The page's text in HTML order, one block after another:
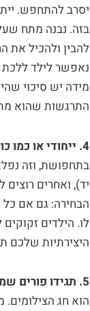
יסרב להתחפש.
בזה. נבנה מתח
להבין ולהכיל את
נאפשר לילד ללכת
מידה יש סיכוי
התרגשות שהוא
4. ייחודי או כמו כולם:
בתחפושת, וזה
יד), ואחרים
לו. הילדים
היצירתיות שלכם
5. תגידו פורים שמח:
הוא חג